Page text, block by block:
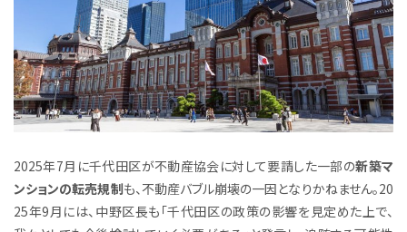
2025年7月に千代田区が不動産協会に対して要請した一部の新築マ
ンションの転売規制も、不動産バブル崩壊の一因となりかねません。20
25年9月には、中野区長も「千代田区の政策の影響を見定めた上で、